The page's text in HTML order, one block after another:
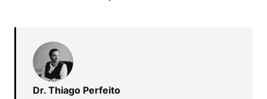
Dr. Thiago Perfeito